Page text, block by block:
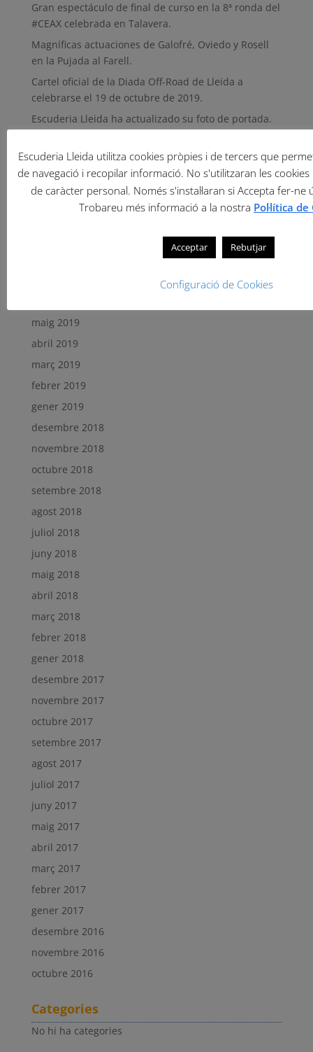
Gran espectáculo de final de curso en la 8ª ronda del
#CEAX celebrada en Talavera.
Magníficas actuaciones de Galofré, Oviedo y Rosell
en la Pujada al Farell.
Cartel oficial de la Diada Off-Road de Lleida a
celebrarse el 19 de octubre de 2019.
Escuderia Lleida ha actualizado su foto de portada.
Comentaris recents
maig 2019
abril 2019
març 2019
febrer 2019
gener 2019
desembre 2018
novembre 2018
octubre 2018
setembre 2018
agost 2018
juliol 2018
juny 2018
maig 2018
abril 2018
març 2018
febrer 2018
gener 2018
desembre 2017
novembre 2017
octubre 2017
setembre 2017
agost 2017
juliol 2017
juny 2017
maig 2017
abril 2017
març 2017
febrer 2017
gener 2017
desembre 2016
novembre 2016
octubre 2016
Categories
No hi ha categories
Escuderia Lleida utilitza cookies pròpies i de tercers que
de navegació i recopilar informació. No s'utilitzaran les
de caràcter personal. Només s'instal·laran si Accepta fer-ne
Trobareu més informació a la nostra Pol·lítica
Acceptar Rebutjar
Configuració de Cookies